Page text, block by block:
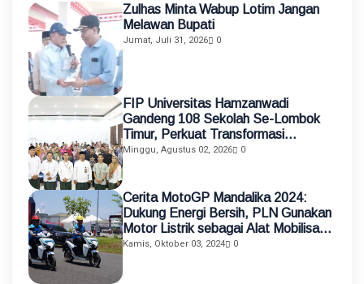
Zulhas Minta Wabup Lotim Jangan
Melawan Bupati
Jumat, Juli 31, 2026 0
FIP Universitas Hamzanwadi
Gandeng 108 Sekolah Se-Lombok
Timur, Perkuat Transformasi
Pendidikan melalui Asistensi
Minggu, Agustus 02, 2026 0
Cerita MotoGP Mandalika 2024:
Dukung Energi Bersih, PLN Gunakan
Motor Listrik sebagai Alat Mobilisasi
Petugas
Kamis, Oktober 03, 2024 0